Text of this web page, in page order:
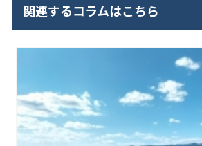
関連するコラムはこちら